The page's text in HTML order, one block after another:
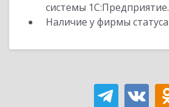
системы 1С:Предприятие.
Наличие у фирмы статуса